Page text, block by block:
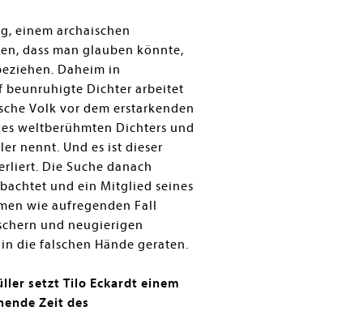
einem archaischen
dass man glauben könnte,
Daheim in
beunruhigte Dichter arbeitet
Volk vor dem erstarkenden
weltberühmten Dichters und
nennt. Und es ist dieser
Die Suche danach
und ein Mitglied seines
wie aufregenden Fall
und neugierigen
die falschen Hände geraten.
setzt Tilo Eckardt einem
Zeit des